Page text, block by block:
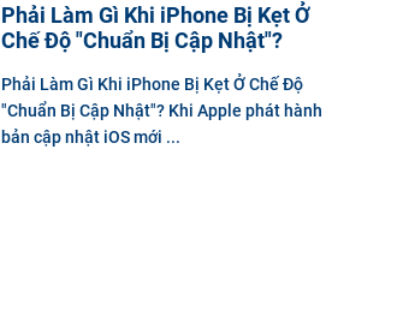
Phải Làm Gì Khi iPhone Bị Kẹt Ở
Chế Độ "Chuẩn Bị Cập Nhật"?
Phải Làm Gì Khi iPhone Bị Kẹt Ở Chế Độ
"Chuẩn Bị Cập Nhật"? Khi Apple phát hành
bản cập nhật iOS mới ...